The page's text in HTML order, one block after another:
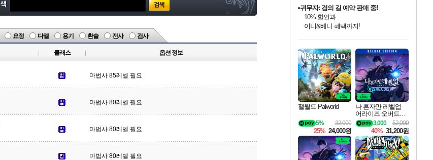
요정 다엘 용기 환술 전사 검사
클래스 옵션 정보
마법사 85레벨 필요
마법사 80레벨 필요
마법사 80레벨 필요
마법사 80레벨 필요
최대 90% 할인가를 만나보세요!
네이버혜택과 함께 만나보세요!
50%할인&추가 적립까지!
네이버 포인트 혜택까지!
귀무자: 검의 길 예약 판매 중!
10% 할인과
이니&베니 혜택까지!
네이버 혜택가와 함께 예약하세요!
할인&네이버혜택으로 만나보세요!
네이버페이 혜택과 만나보세요!
40주년 프로모션으로 만나보세요!
할인가에 만나보세요!
일부 에디션 상시 할인!
혜택으로 예약 판매 중
편안하게 충전하세요
팰월드 Palworld
32,000
5%
25% 24,000원
나 혼자만 레벨업
어라이즈 오버드라
이브 디럭스 에디션
Solo Leveling Arise
Overdrive Deluxe Edi
tion
52,000
3,000
40% 31,200원